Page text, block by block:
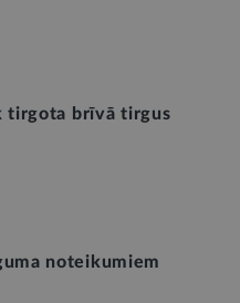
tirgota brīvā tirgus
noteikumiem